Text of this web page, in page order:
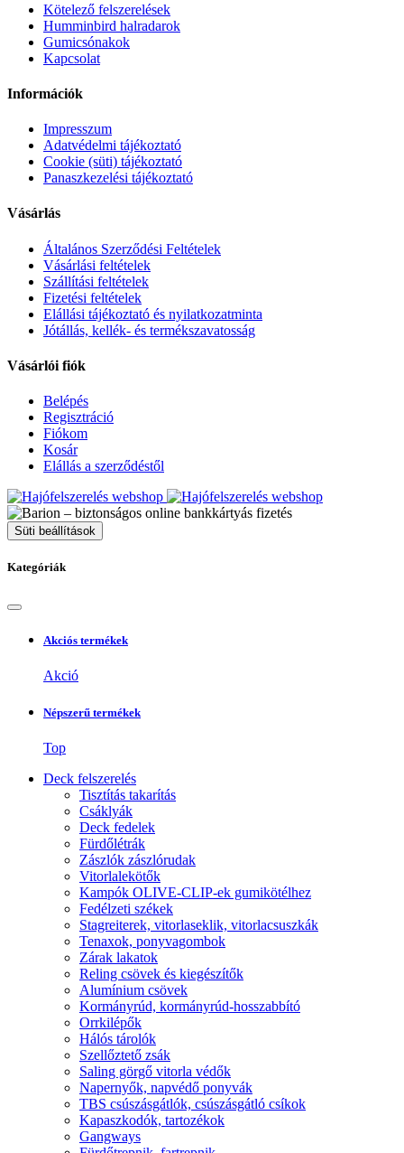
Kötelező felszerelések
Humminbird halradarok
Gumicsónakok
Kapcsolat
Információk
Impresszum
Adatvédelmi tájékoztató
Cookie (süti) tájékoztató
Panaszkezelési tájékoztató
Vásárlás
Általános Szerződési Feltételek
Vásárlási feltételek
Szállítási feltételek
Fizetési feltételek
Elállási tájékoztató és nyilatkozatminta
Jótállás, kellék- és termékszavatosság
Vásárlói fiók
Belépés
Regisztráció
Fiókom
Kosár
Elállás a szerződéstől
Süti beállítások
Kategóriák
Akciós termékek
Akció
Népszerű termékek
Top
Deck felszerelés
Tisztítás takarítás
Csáklyák
Deck fedelek
Fürdőlétrák
Zászlók zászlórudak
Vitorlalekötők
Kampók OLIVE-CLIP-ek gumikötélhez
Fedélzeti székek
Stagreiterek, vitorlaseklik, vitorlacsuszkák
Tenaxok, ponyvagombok
Zárak lakatok
Reling csövek és kiegészítők
Alumínium csövek
Kormányrúd, kormányrúd-hosszabbító
Orrkilépők
Hálós tárolók
Szellőztető zsák
Saling görgő vitorla védők
Napernyők, napvédő ponyvák
TBS csúszásgátlók, csúszásgátló csíkok
Kapaszkodók, tartozékok
Gangways